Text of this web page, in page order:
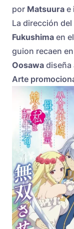
por Matsuura e
La dirección
Fukushima en
guion recaen en
Oosawa diseña
Arte